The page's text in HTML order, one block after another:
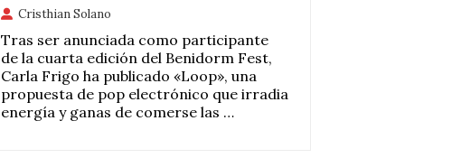
Cristhian Solano
Tras ser anunciada como participante
de la cuarta edición del Benidorm Fest,
Carla Frigo ha publicado «Loop», una
propuesta de pop electrónico que irradia
energía y ganas de comerse las …